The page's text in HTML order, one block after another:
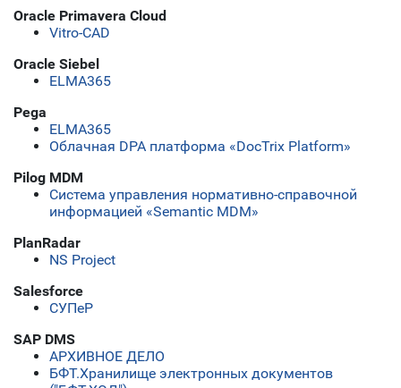
Oracle Primavera Cloud
Vitro-CAD
Oracle Siebel
ELMA365
Pega
ELMA365
Облачная DPA платформа «DocTrix Platform»
Pilog MDM
Система управления нормативно-справочной
информацией «Semantic MDM»
PlanRadar
NS Project
Salesforce
СУПеР
SAP DMS
АРХИВНОЕ ДЕЛО
БФТ.Хранилище электронных документов